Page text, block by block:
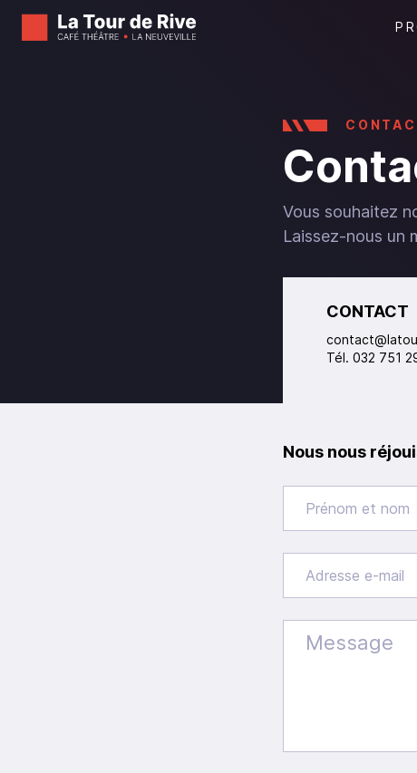
Vous souhaitez
Laissez-nous un
CONTACT
Tél. 032 751
Nous nous